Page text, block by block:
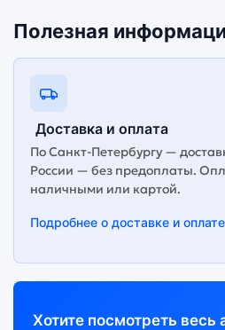
Полезная
Доставка и оплата
По Санкт-Петербургу —
России — без предоплаты.
наличными или картой.
Подробнее о доставке и оплате
Хотите посмотреть весь